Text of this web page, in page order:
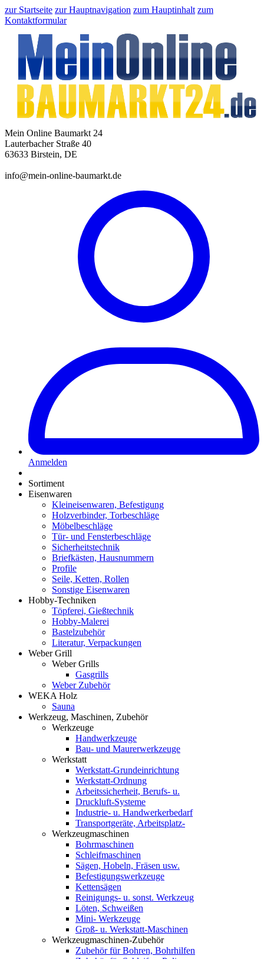
zur Startseite zur Hauptnavigation zum Hauptinhalt zum
Kontaktformular
Mein Online Baumarkt 24
Lauterbacher Straße 40
63633 Birstein, DE
info@mein-online-baumarkt.de
Anmelden
Sortiment
Eisenwaren
Kleineisenwaren, Befestigung
Holzverbinder, Torbeschläge
Möbelbeschläge
Tür- und Fensterbeschläge
Sicherheitstechnik
Briefkästen, Hausnummern
Profile
Seile, Ketten, Rollen
Sonstige Eisenwaren
Hobby-Techniken
Töpferei, Gießtechnik
Hobby-Malerei
Bastelzubehör
Literatur, Verpackungen
Weber Grill
Weber Grills
Gasgrills
Weber Zubehör
WEKA Holz
Sauna
Werkzeug, Maschinen, Zubehör
Werkzeuge
Handwerkzeuge
Bau- und Maurerwerkzeuge
Werkstatt
Werkstatt-Grundeinrichtung
Werkstatt-Ordnung
Arbeitssicherheit, Berufs- u.
Druckluft-Systeme
Industrie- u. Handwerkerbedarf
Transportgeräte, Arbeitsplatz-
Werkzeugmaschinen
Bohrmaschinen
Schleifmaschinen
Sägen, Hobeln, Fräsen usw.
Befestigungswerkzeuge
Kettensägen
Reinigungs- u. sonst. Werkzeug
Löten, Schweißen
Mini- Werkzeuge
Groß- u. Werkstatt-Maschinen
Werkzeugmaschinen-Zubehör
Zubehör für Bohren, Bohrhilfen